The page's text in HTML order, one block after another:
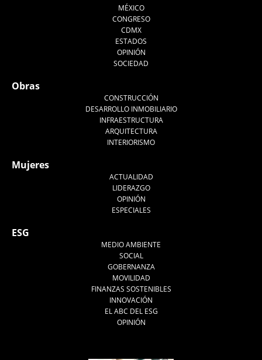
MÉXICO
CONGRESO
CDMX
ESTADOS
OPINIÓN
SOCIEDAD
Obras
CONSTRUCCIÓN
DESARROLLO INMOBILIARIO
INFRAESTRUCTURA
ARQUITECTURA
INTERIORISMO
Mujeres
ACTUALIDAD
LIDERAZGO
OPINIÓN
ESPECIALES
ESG
MEDIO AMBIENTE
SOCIAL
GOBERNANZA
MOVILIDAD
FINANZAS SOSTENIBLES
INNOVACIÓN
EL ABC DEL ESG
OPINIÓN